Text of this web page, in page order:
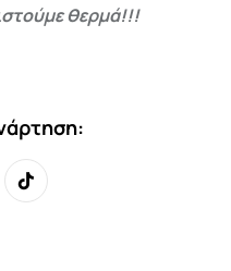
θερμά!!!
Tiktok